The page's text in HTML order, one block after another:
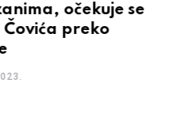
očekuje se
preko